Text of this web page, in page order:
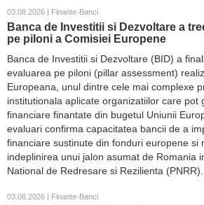
03.08.2026 | Finante-Banci
Banca de Investitii si Dezvoltare a
pe piloni a Comisiei Europene
Banca de Investitii si Dezvoltare (BID) a
evaluarea pe piloni (pillar assessment)
Europeana, unul dintre cele mai complexe
institutionala aplicate organizatiilor care pot
financiare finantate din bugetul Uniunii
evaluari confirma capacitatea bancii de a
financiare sustinute din fonduri europene si
indeplinirea unui jalon asumat de Romania
National de Redresare si Rezilienta (PNRR).
03.08.2026 | Finante-Banci